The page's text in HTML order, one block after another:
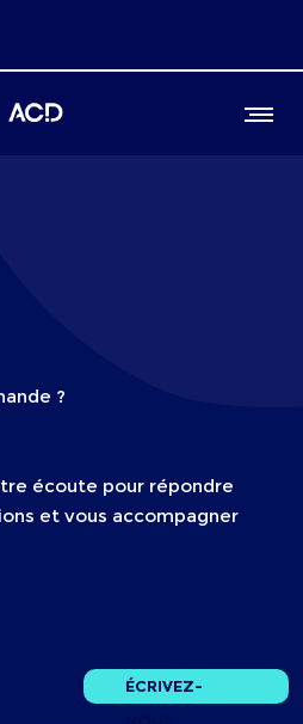
?
écoute pour répondre
et vous accompagner
ÉCRIVEZ-